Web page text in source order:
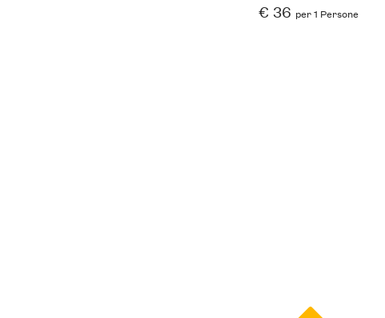
€ 36 per 1 Persone